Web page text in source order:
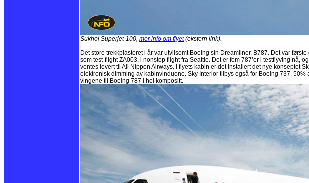
Sukhoi Superjet-100, mer info om flyet(ekstern link).
Det store trekkplasteret i år var utvilsomt Boeing sin Dreamliner, B787. Det var
som test-flight ZA003, i nonstop flight fra Seattle. Det er fem 787’er i testflyving nå,
ventes levert til All Nippon Airways. I flyets kabin er det installert det nye konseptet
elektronisk dimming av kabinvinduene. Sky Interior tilbys også for Boeing 737. 50%
vingene til Boeing 787 i hel kompositt.